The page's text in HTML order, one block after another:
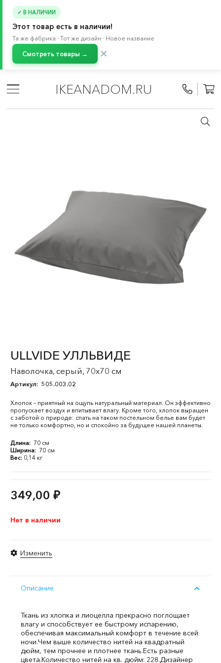
✓ В НАЛИЧИИ
Этот товар есть в наличии!
Та же фабрика · Тот же дизайн · Новое название
Смотреть товары → ✕
IKEANADOM.RU
Текстиль для спальни
Постельное белье Наволочки
ULLVIDE УЛЛЬВИДЕ
Наволочка, серый, 70x70 см
Артикул: 505.003.02
Хлопок – приятный на ощупь натуральный материал. Он эффективно
пропускает воздух и впитывает влагу. Кроме того, хлопок выращен
с заботой о природе: спать на таком постельном белье вам будет
не только комфортно, но и спокойно за будущее нашей планеты.
Длина: 70 см
Ширина: 70 см
Вес: 0,14 кг
349,00 ₽
Нет в наличии
Изменить
Описание
Ткань из хлопка и лиоцелла прекрасно поглощает
влагу и способствует ее быстрому испарению,
обеспечивая максимальный комфорт в течение всей
ночи.Чем выше количество нитей на квадратный
дюйм, тем прочнее и плотнее ткань.Есть разные
цвета.Количество нитей на кв. дюйм: 228.Дизайнер